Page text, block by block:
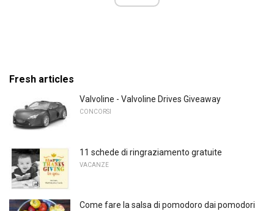
Fresh articles
Valvoline - Valvoline Drives Giveaway
CONCORSI
11 schede di ringraziamento gratuite
VACANZE
Come fare la salsa di pomodoro dai pomodori